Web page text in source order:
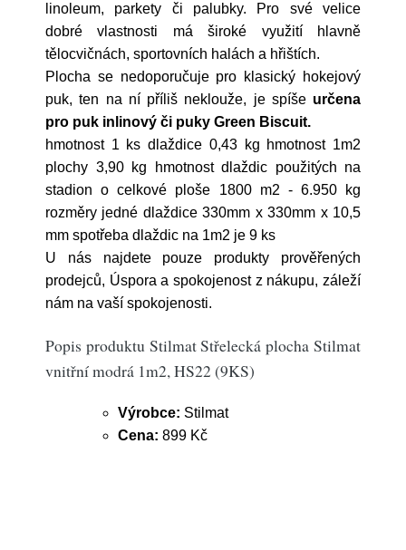
linoleum, parkety či palubky. Pro své velice
dobré vlastnosti má široké využití hlavně
tělocvičnách, sportovních halách a hřištích.
Plocha se nedoporučuje pro klasický hokejový
puk, ten na ní příliš neklouže, je spíše určena
pro puk inlinový či puky Green Biscuit.
hmotnost 1 ks dlaždice 0,43 kg hmotnost 1m2
plochy 3,90 kg hmotnost dlaždic použitých na
stadion o celkové ploše 1800 m2 - 6.950 kg
rozměry jedné dlaždice 330mm x 330mm x 10,5
mm spotřeba dlaždic na 1m2 je 9 ks
U nás najdete pouze produkty prověřených
prodejců, Úspora a spokojenost z nákupu, záleží
nám na vaší spokojenosti.
Popis produktu Stilmat Střelecká plocha Stilmat
vnitřní modrá 1m2, HS22 (9KS)
Výrobce: Stilmat
Cena: 899 Kč